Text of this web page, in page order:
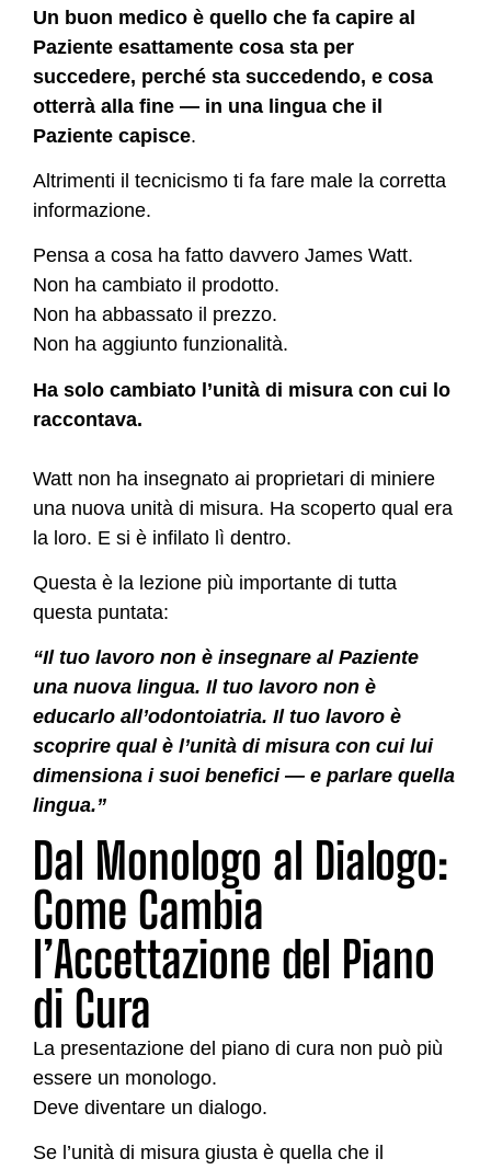
Un buon medico è quello che fa capire al
Paziente esattamente cosa sta per
succedere, perché sta succedendo, e cosa
otterrà alla fine — in una lingua che il
Paziente capisce.
Altrimenti il tecnicismo ti fa fare male la corretta
informazione.
Pensa a cosa ha fatto davvero James Watt.
Non ha cambiato il prodotto.
Non ha abbassato il prezzo.
Non ha aggiunto funzionalità.
Ha solo cambiato l’unità di misura con cui lo
raccontava.
Watt non ha insegnato ai proprietari di miniere
una nuova unità di misura. Ha scoperto qual era
la loro. E si è infilato lì dentro.
Questa è la lezione più importante di tutta
questa puntata:
“Il tuo lavoro non è insegnare al Paziente
una nuova lingua. Il tuo lavoro non è
educarlo all’odontoiatria. Il tuo lavoro è
scoprire qual è l’unità di misura con cui lui
dimensiona i suoi benefici — e parlare quella
lingua.”
Dal Monologo al Dialogo:
Come Cambia
l’Accettazione del Piano
di Cura
La presentazione del piano di cura non può più
essere un monologo.
Deve diventare un dialogo.
Se l’unità di misura giusta è quella che il